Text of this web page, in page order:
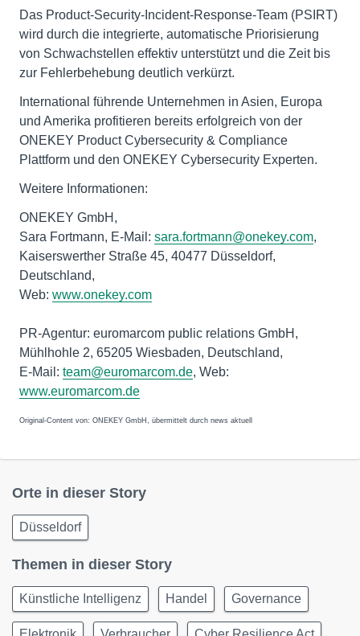
Das Product-Security-Incident-Response-Team (PSIRT)
wird durch die integrierte, automatische Priorisierung
von Schwachstellen effektiv unterstützt und die Zeit bis
zur Fehlerbehebung deutlich verkürzt.
International führende Unternehmen in Asien, Europa
und Amerika profitieren bereits erfolgreich von der
ONEKEY Product Cybersecurity & Compliance
Plattform und den ONEKEY Cybersecurity Experten.
Weitere Informationen:
ONEKEY GmbH,
Sara Fortmann, E-Mail: sara.fortmann@onekey.com,
Kaiserswerther Straße 45, 40477 Düsseldorf,
Deutschland,
Web: www.onekey.com
PR-Agentur: euromarcom public relations GmbH,
Mühlhohle 2, 65205 Wiesbaden, Deutschland,
E-Mail: team@euromarcom.de, Web:
www.euromarcom.de
Original-Content von: ONEKEY GmbH, übermittelt durch news aktuell
Orte in dieser Story
Düsseldorf
Themen in dieser Story
Künstliche Intelligenz Handel Governance